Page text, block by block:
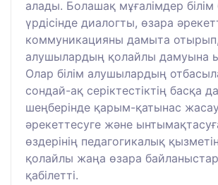
алады. Болашақ мұғалімдер білім
үрдісінде диалогты, өзара
коммуникацияны дамыта отырып,
алушылардың қолайлы дамуына
Олар білім алушылардың
сондай-ақ серіктестіктің басқа
шеңберінде қарым-қатынас
әрекеттесуге және
өздерінің педагогикалық
қолайлы жаңа өзара
қабілетті.